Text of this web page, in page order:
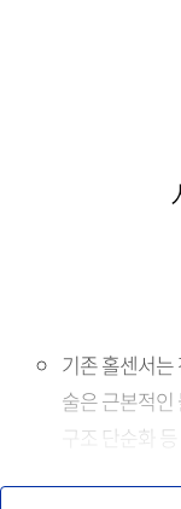
기존 홀센서는
술은 근본적인
구조 단순화
주식회사 나